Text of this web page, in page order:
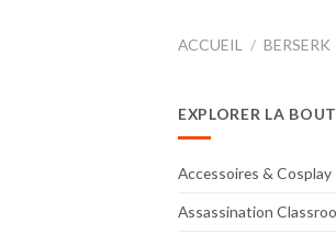
ACCUEIL / BERSERK
EXPLORER LA
Accessoires & Cosplay
Assassination